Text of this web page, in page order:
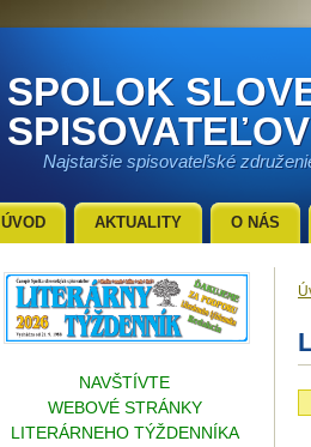
SPOLOK
SPISOVATEĽOV
Najstaršie spisovateľské
NAVŠTÍVTE
WEBOVÉ STRÁNKY
LITERÁRNEHO TÝŽDENNÍKA
ÚVOD AKTUALITY O NÁS